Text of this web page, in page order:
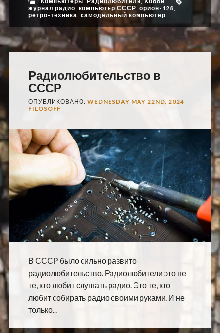
журнал радио, компьютер СССР, орион-128,
ретро-техника, самодельный компьютер
Радиолюбительство в
СССР
ОПУБЛИКОВАНО: WEDNESDAY MAY 22ND, 2024 -
FILOSOFF
В СССР было сильно развито
радиолюбительство. Радиолюбители это не
те, кто любит слушать радио. Это те, кто
любит собирать радио своими руками. И не
только...